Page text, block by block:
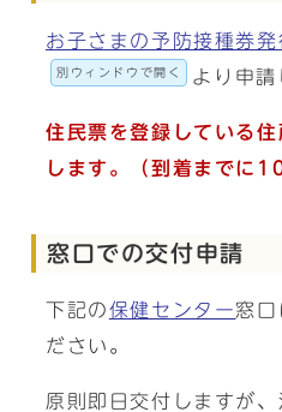
お子さまの予防接種券発
別ウィンドウで開く より申請
住民票を登録している
します。（到着までに
窓口での交付申請
下記の保健センター窓口
ださい。
原則即日交付しますが